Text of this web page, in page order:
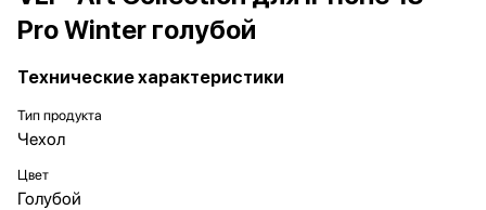
Pro Winter голубой
Технические характеристики
Тип продукта
Чехол
Цвет
Голубой